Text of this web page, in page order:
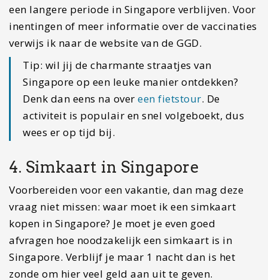
een langere periode in Singapore verblijven. Voor
inentingen of meer informatie over de vaccinaties
verwijs ik naar de website van de GGD.
Tip: wil jij de charmante straatjes van
Singapore op een leuke manier ontdekken?
Denk dan eens na over een fietstour. De
activiteit is populair en snel volgeboekt, dus
wees er op tijd bij.
4. Simkaart in Singapore
Voorbereiden voor een vakantie, dan mag deze
vraag niet missen: waar moet ik een simkaart
kopen in Singapore? Je moet je even goed
afvragen hoe noodzakelijk een simkaart is in
Singapore. Verblijf je maar 1 nacht dan is het
zonde om hier veel geld aan uit te geven.